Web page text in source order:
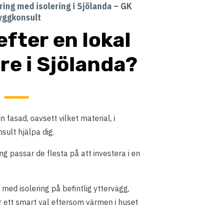
med isolering i Sjölanda – GK
en lokal
i Sjölanda?
fasad, oavsett vilket material, i
hjälpa dig.
passar de flesta på att investera i en
isolering på befintlig yttervägg,
ett smart val eftersom värmen i huset